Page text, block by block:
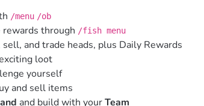
/menu /ob
through /fish menu
and trade heads, plus Daily Rewards
loot
yourself
and sell items
and build with yourTeam